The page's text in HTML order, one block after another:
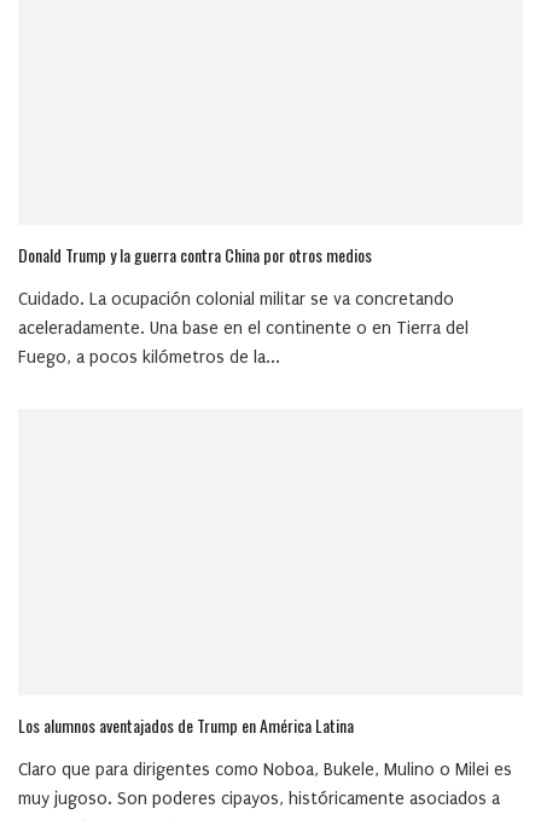
Donald Trump y la guerra contra China por otros medios
Cuidado. La ocupación colonial militar se va concretando
aceleradamente. Una base en el continente o en Tierra del
Fuego, a pocos kilómetros de la...
Los alumnos aventajados de Trump en América Latina
Claro que para dirigentes como Noboa, Bukele, Mulino o Milei es
muy jugoso. Son poderes cipayos, históricamente asociados a